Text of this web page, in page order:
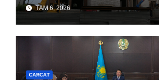
ТАМ 6, 2026
САЯСАТ